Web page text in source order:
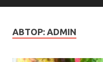
АВТОР: ADMIN